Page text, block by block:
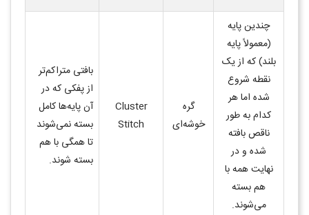
چندین پایه
(معمولاً پایه
بلند) که از یک
نقطه شروع
شده اما هر
کدام به طور
ناقص بافته
شده و در
نهایت همه با
هم بسته
می‌شوند.
گره
خوشه‌ای
Cluster
Stitch
بافتی متراکم‌تر
از پفکی که در
آن پایه‌ها کامل
بسته نمی‌شوند
تا همگی با هم
بسته شوند.